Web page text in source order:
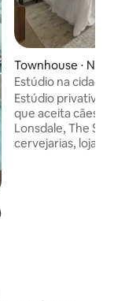
avaliação média de
Townhouse ⋅
Estúdio na cidade
Estúdio privativo
que aceita cães –
Lonsdale, The
cervejarias, lojas e